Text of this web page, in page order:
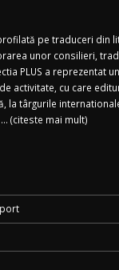
pe traduceri din
unor consilieri,
PLUS a reprezentat
activitate, cu care
la târgurile
(citeste mai mult)